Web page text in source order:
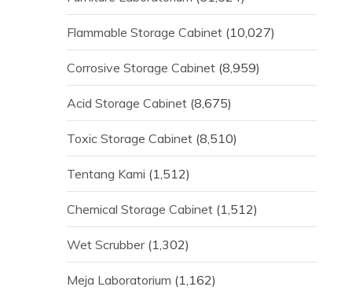
Flammable Storage Cabinet (10,027)
Corrosive Storage Cabinet (8,959)
Acid Storage Cabinet (8,675)
Toxic Storage Cabinet (8,510)
Tentang Kami (1,512)
Chemical Storage Cabinet (1,512)
Wet Scrubber (1,302)
Meja Laboratorium (1,162)